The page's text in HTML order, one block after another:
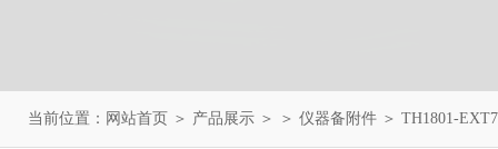
当前位置： 网站首页 ＞ 产品展示 ＞ ＞ 仪器备附件 ＞ TH1801-